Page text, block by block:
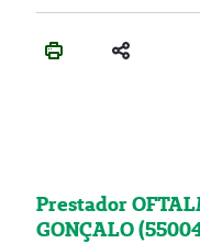
Prestador
GONÇALO